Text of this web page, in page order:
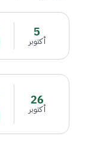
5
أكتوبر
26
أكتوبر